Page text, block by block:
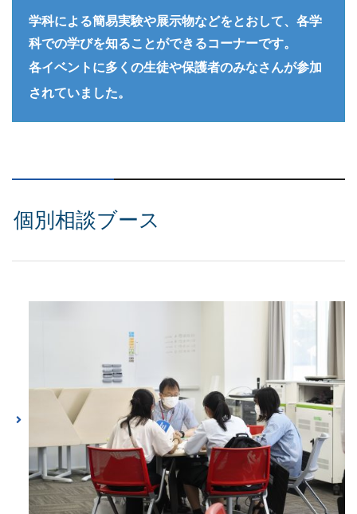
学科による簡易実験や展示物などをとおして、各学
科での学びを知ることができるコーナーです。
各イベントに多くの生徒や保護者のみなさんが参加
されていました。
個別相談ブース